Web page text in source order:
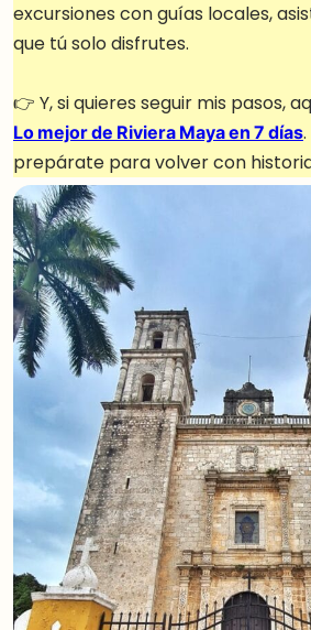
excursiones con guías locales,
que tú solo disfrutes.
👉 Y, si quieres seguir mis pasos,
Lo mejor de Riviera Maya en 7 días
prepárate para volver con